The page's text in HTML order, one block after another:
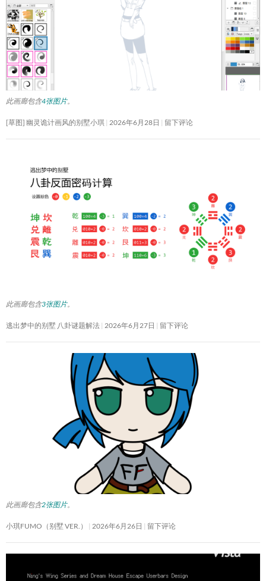
此画廊包含4张图片。
[草图] 幽灵诡计画风的别墅小琪 2026年6月28日 留下评论
此画廊包含3张图片。
逃出梦中的别墅 八卦谜题解法 2026年6月27日 留下评论
此画廊包含2张图片。
小琪FUMO（别墅 VER.） 2026年6月26日 留下评论